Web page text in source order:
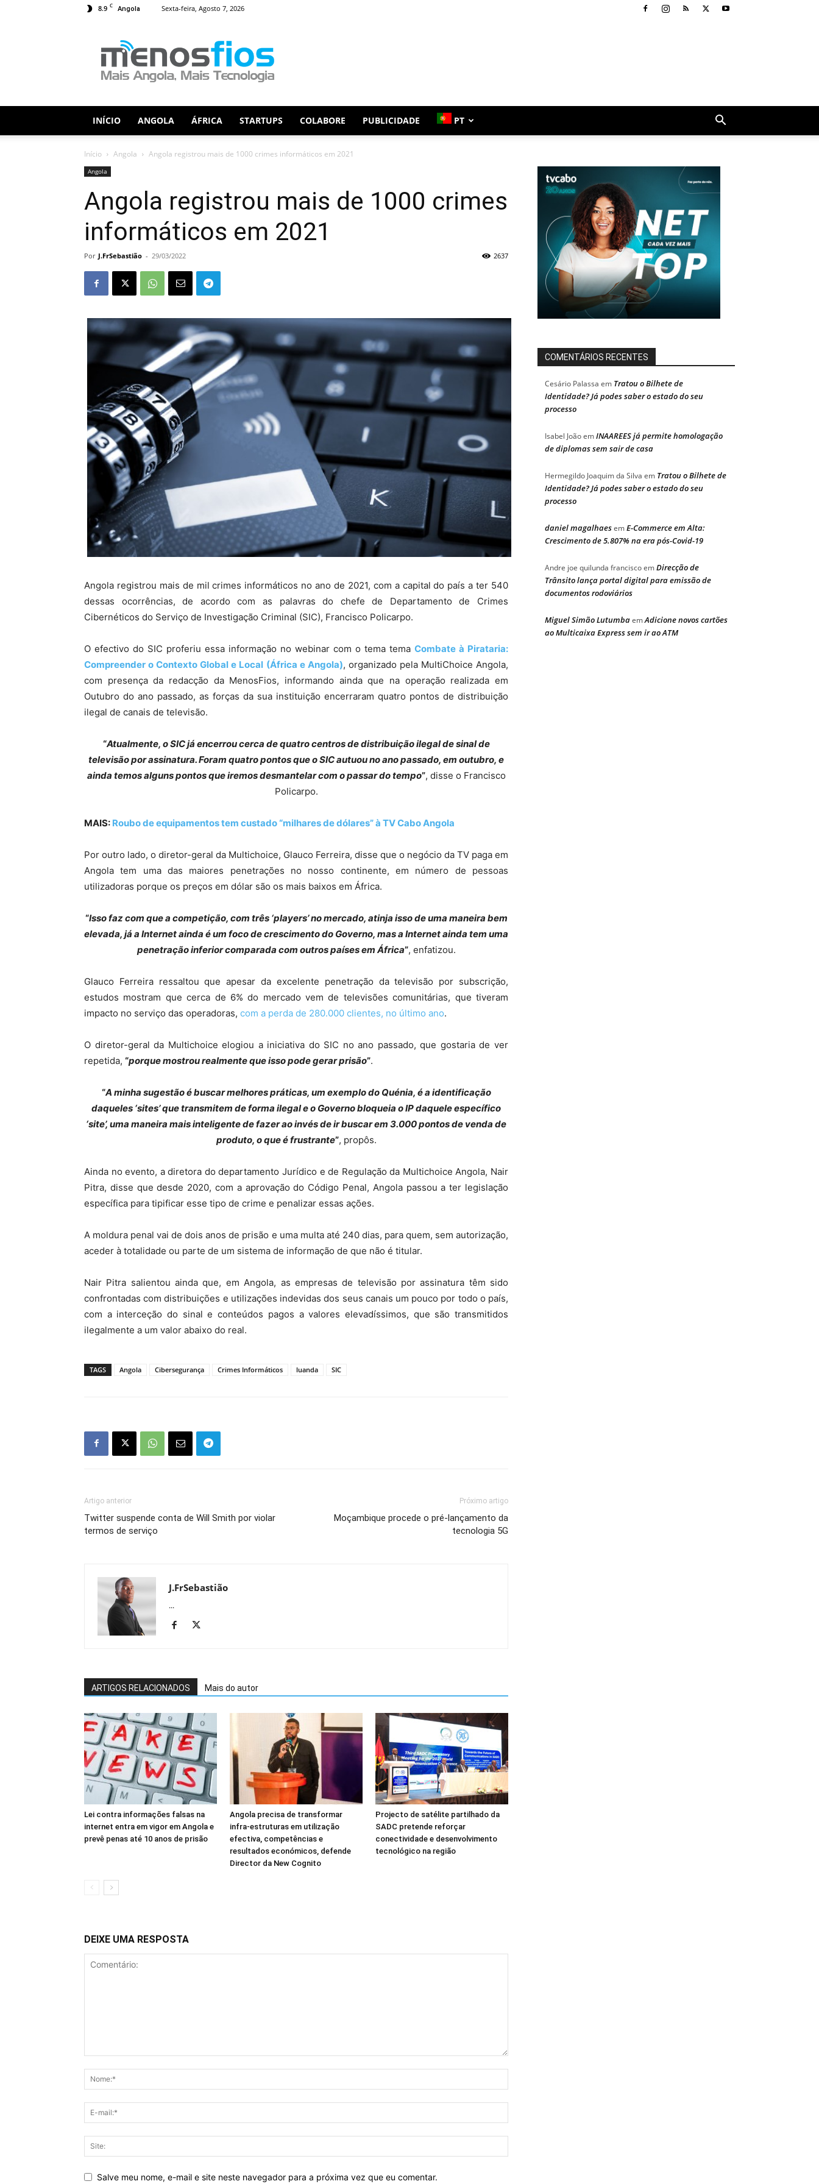
8.9 C Angola Sexta-feira, Agosto 7, 2026
Fios
INÍCIO ANGOLA ÁFRICA STARTUPS COLABORE PUBLICIDADE PT
Início Angola Angola registrou mais de 1000 crimes informáticos em 2021
Angola
Angola registrou mais de 1000 crimes
informáticos em 2021
Por J.FrSebastião - 29/03/2022 2637
Angola registrou mais de mil crimes informáticos no ano de 2021, com a capital do país a ter 540
dessas ocorrências, de acordo com as palavras do chefe de Departamento de Crimes
Cibernéticos do Serviço de Investigação Criminal (SIC), Francisco Policarpo.
O efectivo do SIC proferiu essa informação no webinar com o tema tema Combate à Pirataria:
Compreender o Contexto Global e Local (África e Angola), organizado pela MultiChoice Angola,
com presença da redacção da MenosFios, informando ainda que na operação realizada em
Outubro do ano passado, as forças da sua instituição encerraram quatro pontos de distribuição
ilegal de canais de televisão.
“Atualmente, o SIC já encerrou cerca de quatro centros de distribuição ilegal de sinal de
televisão por assinatura. Foram quatro pontos que o SIC autuou no ano passado, em outubro, e
ainda temos alguns pontos que iremos desmantelar com o passar do tempo”, disse o Francisco
Policarpo.
MAIS: Roubo de equipamentos tem custado “milhares de dólares” à TV Cabo Angola
Por outro lado, o diretor-geral da Multichoice, Glauco Ferreira, disse que o negócio da TV paga em
Angola tem uma das maiores penetrações no nosso continente, em número de pessoas
utilizadoras porque os preços em dólar são os mais baixos em África.
“Isso faz com que a competição, com três ‘players’ no mercado, atinja isso de uma maneira bem
elevada, já a Internet ainda é um foco de crescimento do Governo, mas a Internet ainda tem uma
penetração inferior comparada com outros países em África”, enfatizou.
Glauco Ferreira ressaltou que apesar da excelente penetração da televisão por subscrição,
estudos mostram que cerca de 6% do mercado vem de televisões comunitárias, que tiveram
impacto no serviço das operadoras, com a perda de 280.000 clientes, no último ano.
O diretor-geral da Multichoice elogiou a iniciativa do SIC no ano passado, que gostaria de ver
repetida, “porque mostrou realmente que isso pode gerar prisão”.
“A minha sugestão é buscar melhores práticas, um exemplo do Quénia, é a identificação
daqueles ‘sites’ que transmitem de forma ilegal e o Governo bloqueia o IP daquele específico
‘site’, uma maneira mais inteligente de fazer ao invés de ir buscar em 3.000 pontos de venda de
produto, o que é frustrante”, propôs.
Ainda no evento, a diretora do departamento Jurídico e de Regulação da Multichoice Angola, Nair
Pitra, disse que desde 2020, com a aprovação do Código Penal, Angola passou a ter legislação
específica para tipificar esse tipo de crime e penalizar essas ações.
A moldura penal vai de dois anos de prisão e uma multa até 240 dias, para quem, sem autorização,
aceder à totalidade ou parte de um sistema de informação de que não é titular.
Nair Pitra salientou ainda que, em Angola, as empresas de televisão por assinatura têm sido
confrontadas com distribuições e utilizações indevidas dos seus canais um pouco por todo o país,
com a interceção do sinal e conteúdos pagos a valores elevadíssimos, que são transmitidos
ilegalmente a um valor abaixo do real.
TAGS Angola Cibersegurança Crimes Informáticos luanda SIC
Artigo anterior
Twitter suspende conta de Will Smith por violar
termos de serviço
Próximo artigo
Moçambique procede o pré-lançamento da
tecnologia 5G
J.FrSebastião
...
ARTIGOS RELACIONADOS Mais do autor
Lei contra informações falsas na
internet entra em vigor em Angola e
prevê penas até 10 anos de prisão
Angola precisa de transformar
infra-estruturas em utilização
efectiva, competências e
resultados económicos, defende
Director da New Cognito
Projecto de satélite partilhado da
SADC pretende reforçar
conectividade e desenvolvimento
tecnológico na região
DEIXE UMA RESPOSTA
Salve meu nome, e-mail e site neste navegador para a próxima vez que eu comentar.
COMENTÁRIOS RECENTES
Cesário Palassa em Tratou o Bilhete de
Identidade? Já podes saber o estado do seu
processo
Isabel JoãoemINAAREES já permite homologação
de diplomas sem sair de casa
Hermegildo Joaquim da Silva em Tratou o Bilhete de
Identidade? Já podes saber o estado do seu
processo
daniel magalhaesemE-Commerce em Alta:
Crescimento de 5.807% na era pós-Covid-19
Andre joe quilunda franciscoemDirecção de
Trânsito lança portal digital para emissão de
documentos rodoviários
Miguel Simão LutumbaemAdicione novos cartões
ao Multicaixa Express sem ir ao ATM